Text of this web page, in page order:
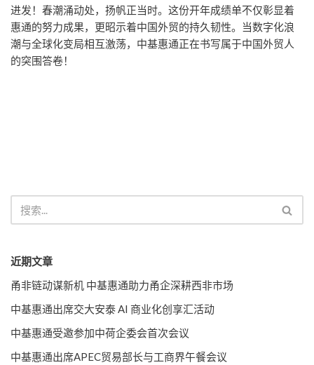
进发！春潮涌动处，扬帆正当时。这份开年成绩单不仅彰显着
惠通的努力成果，更昭示着中国外贸的持久韧性。当数字化浪
潮与全球化变局相互激荡，中基惠通正在书写属于中国外贸人
的突围答卷！
近期文章
甬非链动谋新机 中基惠通助力甬企深耕西非市场
中基惠通出席交大安泰 AI 商业化创享汇活动
中基惠通受邀参加中荷企委会首次会议
中基惠通出席APEC贸易部长与工商界午餐会议